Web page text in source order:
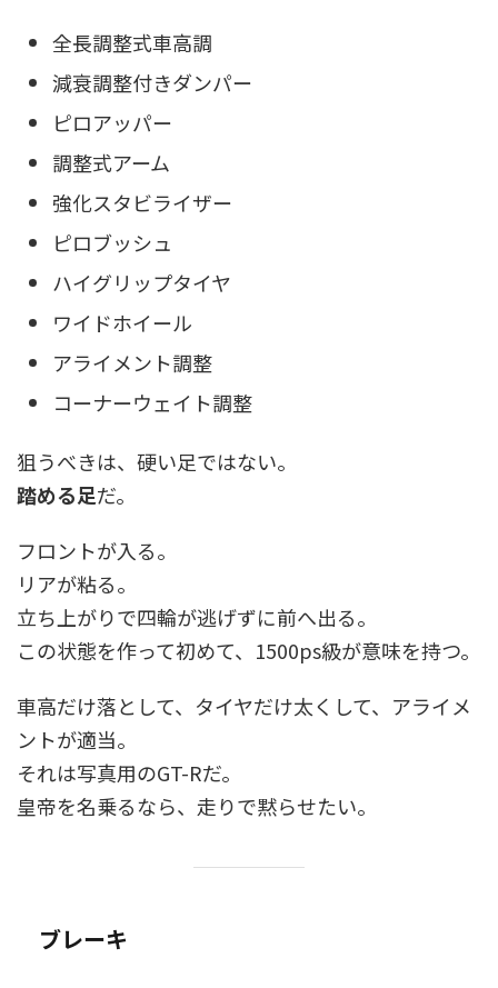
全長調整式車高調
減衰調整付きダンパー
ピロアッパー
調整式アーム
強化スタビライザー
ピロブッシュ
ハイグリップタイヤ
ワイドホイール
アライメント調整
コーナーウェイト調整
狙うべきは、硬い足ではない。
踏める足だ。
フロントが入る。
リアが粘る。
立ち上がりで四輪が逃げずに前へ出る。
この状態を作って初めて、1500ps級が意味を持つ。
車高だけ落として、タイヤだけ太くして、アライメ
ントが適当。
それは写真用のGT-Rだ。
皇帝を名乗るなら、走りで黙らせたい。
ブレーキ